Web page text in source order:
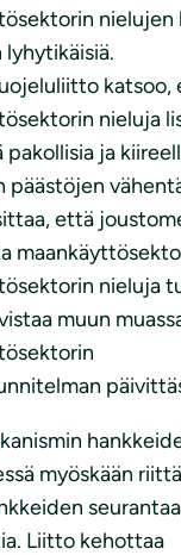
nielujen
lyhytikäisiä.
katsoo,
nieluja
ja
päästöjen
että
nieluja
muun
myöskään
Liitto kehottaa